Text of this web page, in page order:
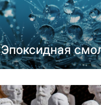
Эпоксидная